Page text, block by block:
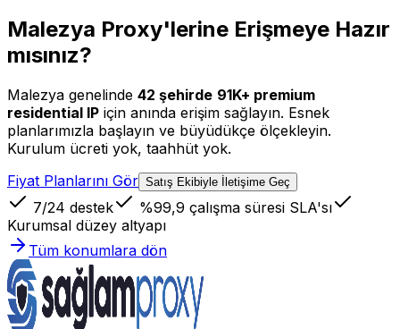
Malezya Proxy'lerine Erişmeye Hazır
mısınız?
Malezya genelinde 42 şehirde 91K+ premium
residential IP için anında erişim sağlayın. Esnek
planlarımızla başlayın ve büyüdükçe ölçekleyin.
Kurulum ücreti yok, taahhüt yok.
Fiyat Planlarını Gör Satış Ekibiyle İletişime Geç
7/24 destek
%99,9 çalışma süresi SLA'sı
Kurumsal düzey altyapı
Tüm konumlara dön